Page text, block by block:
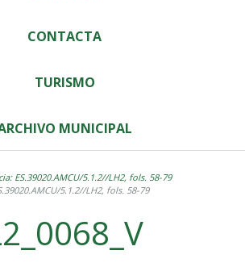
CONTACTA
TURISMO
MUNICIPAL
ES.39020.AMCU/5.1.2//LH2, fols. 58-79
5.1.2//LH2, fols. 58-79